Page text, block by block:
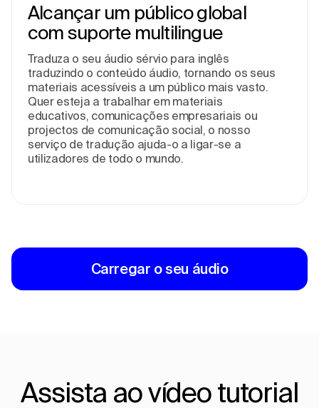
Alcançar um público global
com suporte multilingue
Traduza o seu áudio sérvio para inglês
traduzindo o conteúdo áudio, tornando os seus
materiais acessíveis a um público mais vasto.
Quer esteja a trabalhar em materiais
educativos, comunicações empresariais ou
projectos de comunicação social, o nosso
serviço de tradução ajuda-o a ligar-se a
utilizadores de todo o mundo.
Carregar o seu áudio
Assista ao vídeo tutorial